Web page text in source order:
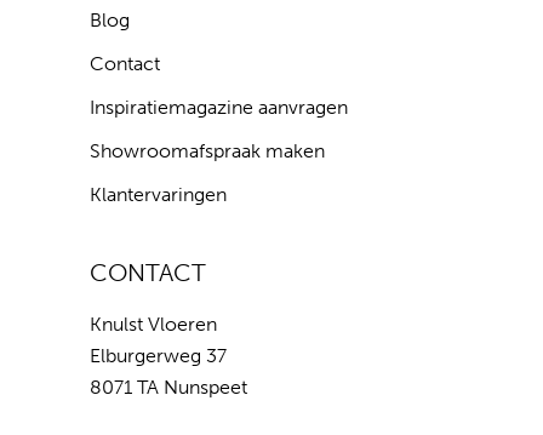
Blog
Contact
Inspiratiemagazine aanvragen
Showroomafspraak maken
Klantervaringen
CONTACT
Knulst Vloeren
Elburgerweg 37
8071 TA Nunspeet